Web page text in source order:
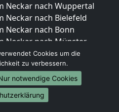
Neckar nach Wuppertal
Neckar nach Bielefeld
Neckar nach Bonn
Neckar nach Münster
Neckar nach Brasilien
Neckar nach Brunei
Cookies um die
zu verbessern.
notwendige Cookies